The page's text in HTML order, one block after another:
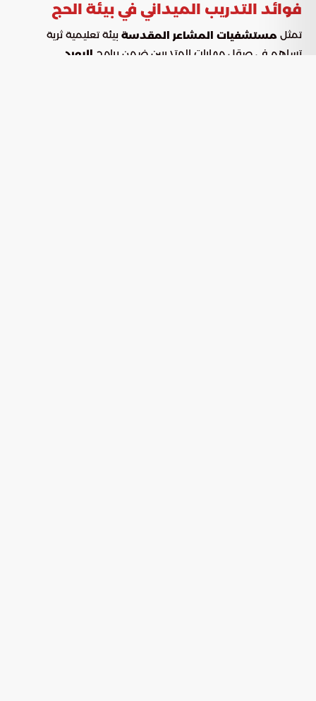
فوائد التدريب الميداني في بيئة الحج
تمثل مستشفيات المشاعر المقدسة بيئة تعليمية ثرية
تساهم في صقل مهارات المتدربين ضمن برامج البورد